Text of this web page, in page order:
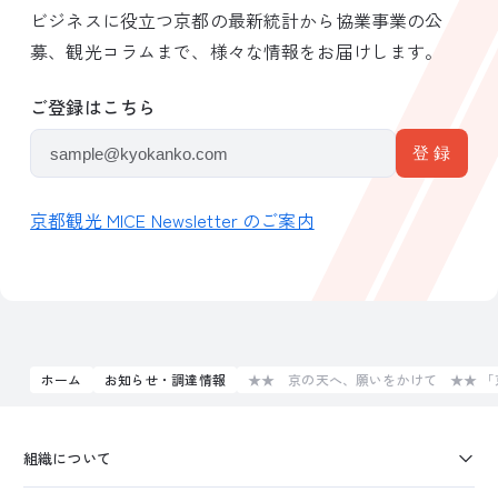
ビジネスに役立つ京都の最新統計から協業事業の公
募、観光コラムまで、様々な情報をお届けします。
ご登録はこちら
京都観光 MICE Newsletter のご案内
ホーム お知らせ・調達情報 ★★ 京の天へ、願いをかけて ★★ 「京
組織について